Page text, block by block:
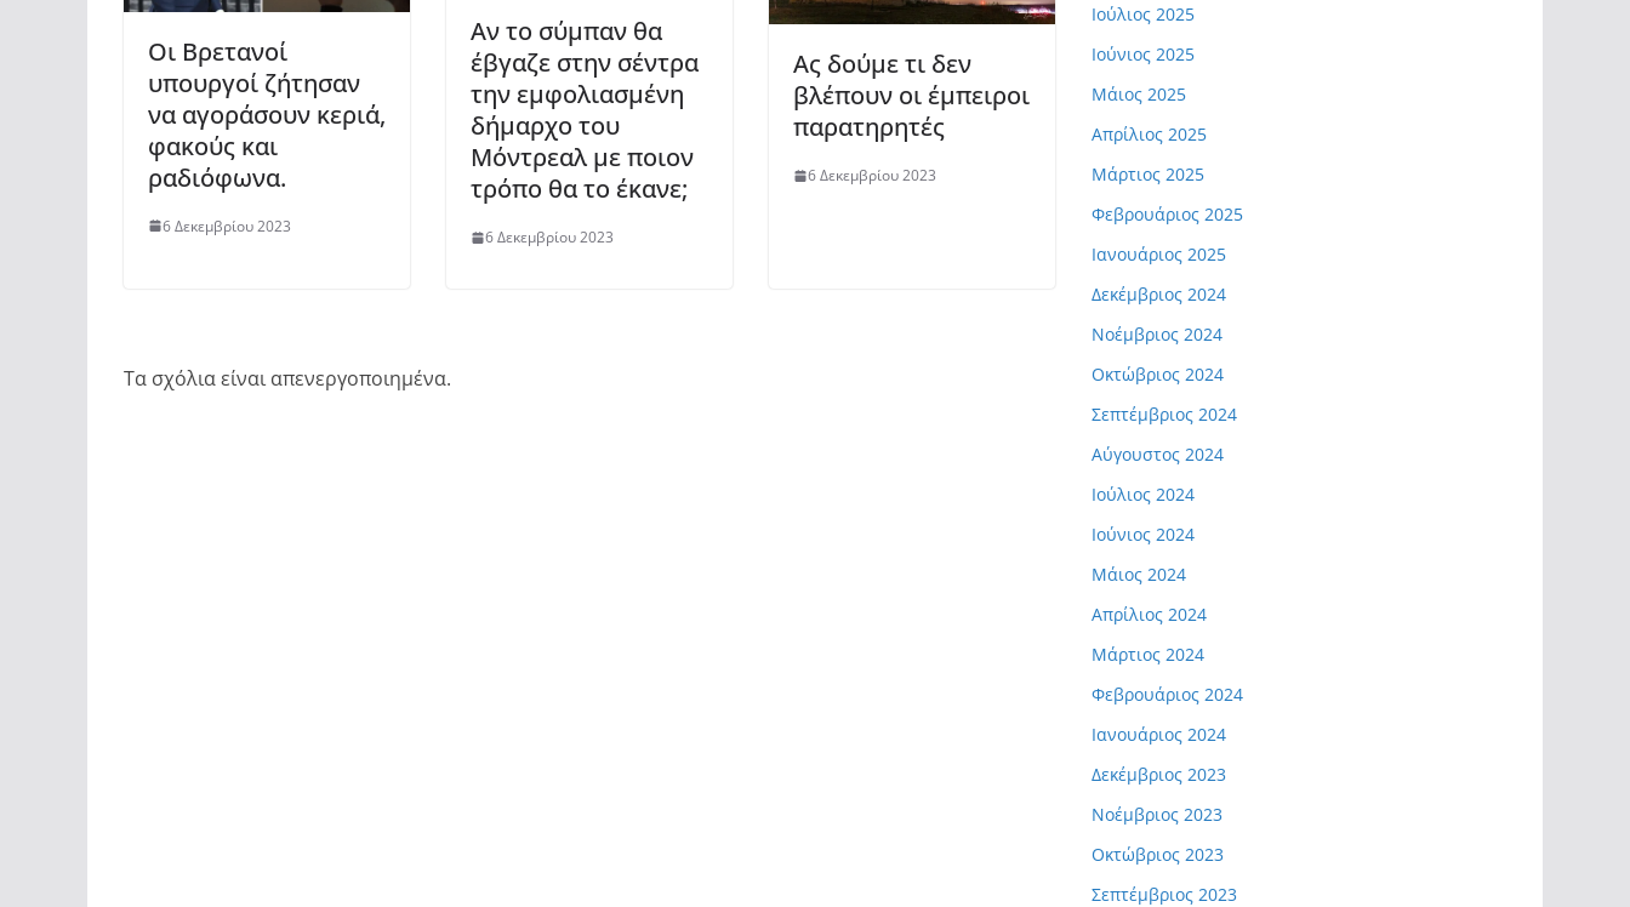
Οι Βρετανοί
υπουργοί ζήτησαν
να αγοράσουν κεριά,
φακούς και
ραδιόφωνα.
6 Δεκεμβρίου 2023
Αν το σύμπαν θα
έβγαζε στην σέντρα
την εμφολιασμένη
δήμαρχο του
Μόντρεαλ με ποιον
τρόπο θα το έκανε;
6 Δεκεμβρίου 2023
Ας δούμε τι δεν
βλέπουν οι έμπειροι
παρατηρητές
6 Δεκεμβρίου 2023
Τα σχόλια είναι απενεργοποιημένα.
Ιούλιος 2025
Ιούνιος 2025
Μάιος 2025
Απρίλιος 2025
Μάρτιος 2025
Φεβρουάριος 2025
Ιανουάριος 2025
Δεκέμβριος 2024
Νοέμβριος 2024
Οκτώβριος 2024
Σεπτέμβριος 2024
Αύγουστος 2024
Ιούλιος 2024
Ιούνιος 2024
Μάιος 2024
Απρίλιος 2024
Μάρτιος 2024
Φεβρουάριος 2024
Ιανουάριος 2024
Δεκέμβριος 2023
Νοέμβριος 2023
Οκτώβριος 2023
Σεπτέμβριος 2023